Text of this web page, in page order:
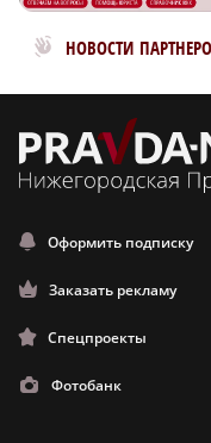
НОВОСТИ
Новости МирТесен
Оформить подписку
Заказать рекламу
Спецпроекты
Фотобанк